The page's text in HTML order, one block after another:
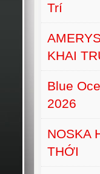
Trí
KHAI
Blue
2026
NOSKA
THỚI